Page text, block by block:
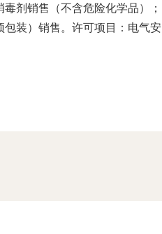
剂销售（不含危险化学品）；
装）销售。许可项目：电气安